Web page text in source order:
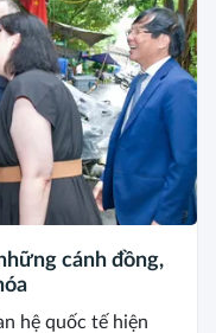
cánh đồng,
hệ quốc tế hiện